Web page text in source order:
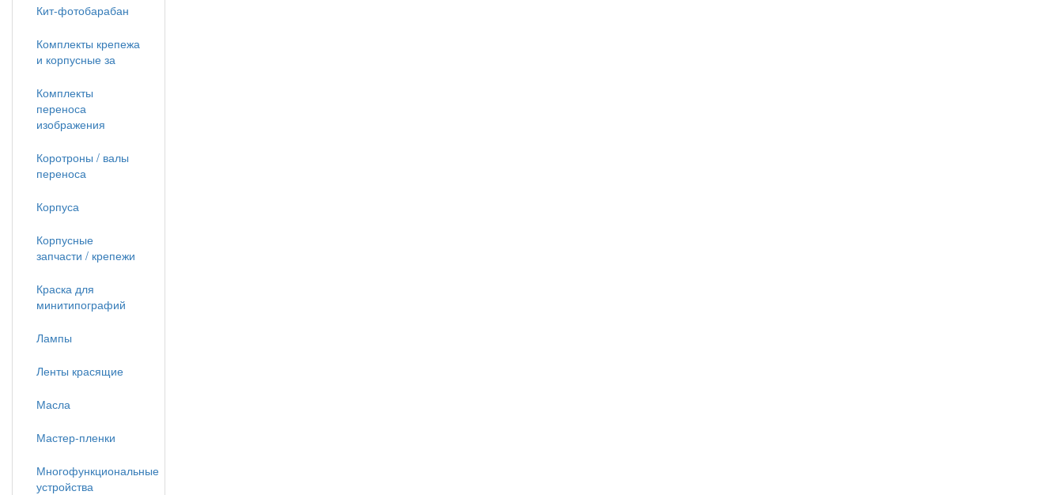
Кит-фотобарабан
Комплекты крепежа
и корпусные за
Комплекты
переноса
изображения
Коротроны / валы
переноса
Корпуса
Корпусные
запчасти / крепежи
Краска для
минитипографий
Лампы
Ленты красящие
Масла
Мастер-пленки
Многофункциональные
устройства